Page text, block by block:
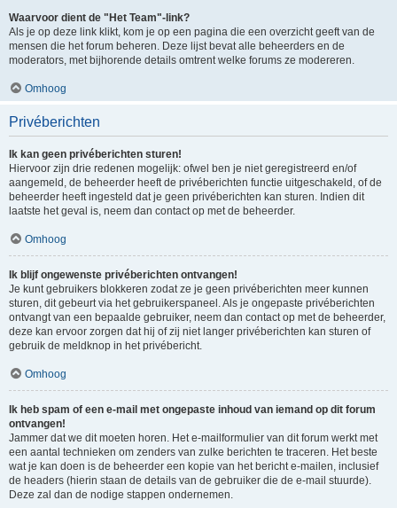
Waarvoor dient de "Het Team"-link?
Als je op deze link klikt, kom je op een pagina die een overzicht geeft van de
mensen die het forum beheren. Deze lijst bevat alle beheerders en de
moderators, met bijhorende details omtrent welke forums ze modereren.
Omhoog
Privéberichten
Ik kan geen privéberichten sturen!
Hiervoor zijn drie redenen mogelijk: ofwel ben je niet geregistreerd en/of
aangemeld, de beheerder heeft de privéberichten functie uitgeschakeld, of de
beheerder heeft ingesteld dat je geen privéberichten kan sturen. Indien dit
laatste het geval is, neem dan contact op met de beheerder.
Omhoog
Ik blijf ongewenste privéberichten ontvangen!
Je kunt gebruikers blokkeren zodat ze je geen privéberichten meer kunnen
sturen, dit gebeurt via het gebruikerspaneel. Als je ongepaste privéberichten
ontvangt van een bepaalde gebruiker, neem dan contact op met de beheerder,
deze kan ervoor zorgen dat hij of zij niet langer privéberichten kan sturen of
gebruik de meldknop in het privébericht.
Omhoog
Ik heb spam of een e-mail met ongepaste inhoud van iemand op dit forum
ontvangen!
Jammer dat we dit moeten horen. Het e-mailformulier van dit forum werkt met
een aantal technieken om zenders van zulke berichten te traceren. Het beste
wat je kan doen is de beheerder een kopie van het bericht e-mailen, inclusief
de headers (hierin staan de details van de gebruiker die de e-mail stuurde).
Deze zal dan de nodige stappen ondernemen.